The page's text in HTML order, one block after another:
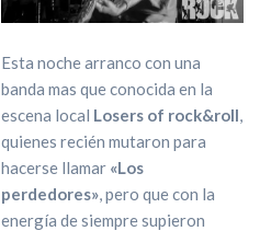
Esta noche arranco con una
banda mas que conocida en la
escena local Losers of rock&roll
quienes recién mutaron para
hacerse llamar«Los
perdedores», pero que con la
energía de siempre supieron